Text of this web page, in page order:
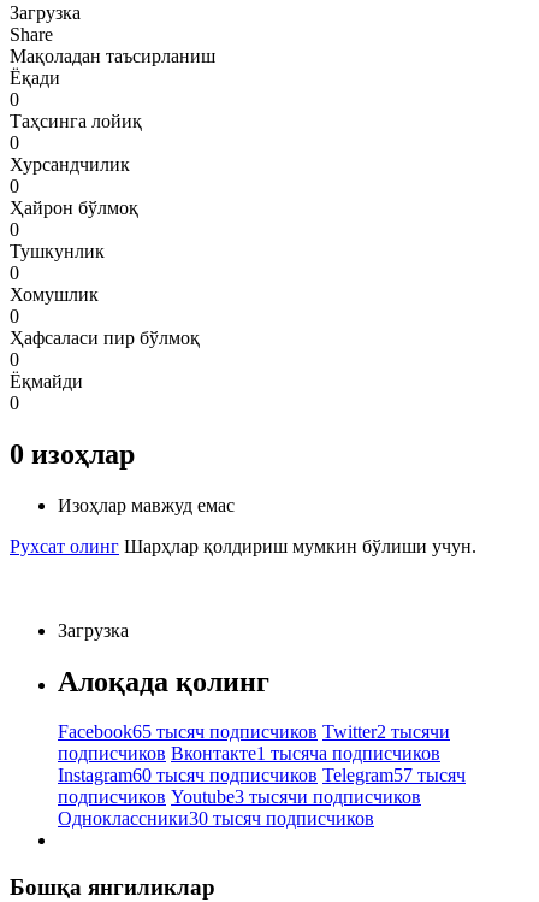
Загрузка
Share
Мақоладан таъсирланиш
Ёқади
0
Таҳсинга лойиқ
0
Хурсандчилик
0
Ҳайрон бўлмоқ
0
Тушкунлик
0
Хомушлик
0
Ҳафсаласи пир бўлмоқ
0
Ёқмайди
0
0 изоҳлар
Изоҳлар мавжуд емас
Рухсат олинг Шарҳлар қолдириш мумкин бўлиши учун.
Загрузка
Алоқада қолинг
Facebook65 тысяч подписчиков Twitter2 тысячи
подписчиков Вконтакте1 тысяча подписчиков
Instagram60 тысяч подписчиков Telegram57 тысяч
подписчиков Youtube3 тысячи подписчиков
Одноклассники30 тысяч подписчиков
Бошқа янгиликлар